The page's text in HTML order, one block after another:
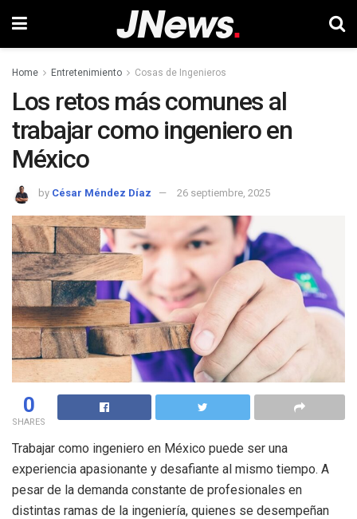
Home Entretenimiento Cosas de Ingenieros
Los retos más comunes al
trabajar como ingeniero en
México
by César Méndez Díaz 26 septiembre, 2025
0
SHARES
Trabajar como ingeniero en México puede ser una
experiencia apasionante y desafiante al mismo tiempo. A
pesar de la demanda constante de profesionales en
distintas ramas de la ingeniería, quienes se desempeñan